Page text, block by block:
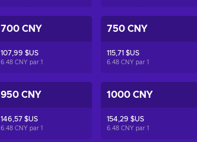
700 CNY
107,99 $US
6.48 CNY par1
750 CNY
115,71 $US
6.48 CNY par1
950 CNY
146,57 $US
6.48 CNY par1
1000 CNY
154,29 $US
6.48 CNY par1